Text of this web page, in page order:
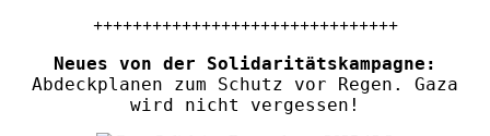
+++++++++++++++++++++++++++++++
Neues von der Solidaritätskampagne:
Abdeckplanen zum Schutz vor Regen. Gaza
wird nicht vergessen!